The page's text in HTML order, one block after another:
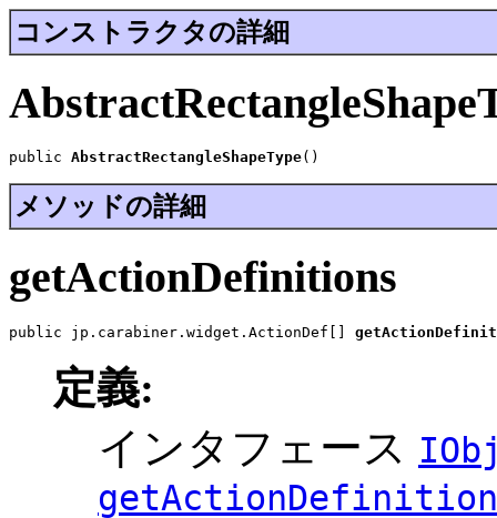
コンストラクタの詳細
public AbstractRectangleShapeType()
メソッドの詳細
getActionDefinitions
public jp.carabiner.widget.ActionDef[]
定義:
インタフェース